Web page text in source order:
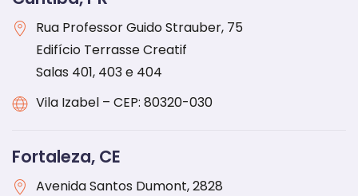
Rua Professor Guido Strauber, 75
Edifício Terrasse Creatif
Salas 401, 403 e 404
Vila Izabel – CEP: 80320-030
Fortaleza, CE
Avenida Santos Dumont, 2828